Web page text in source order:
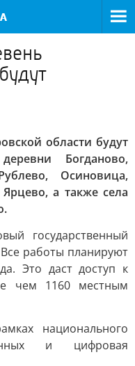
области будут
Богданово,
Осиновица,
а также села
государственный
работы планируют
Это даст доступ к
чем 1160 местным
национального
и цифровая